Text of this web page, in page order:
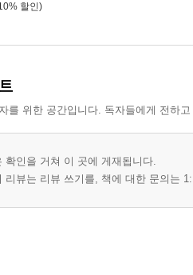
할인)
를 위한 공간입니다. 독자들에게 전하
확인을 거쳐 이 곳에 게재됩니다.
리뷰는 리뷰 쓰기를, 책에 대한 문의는